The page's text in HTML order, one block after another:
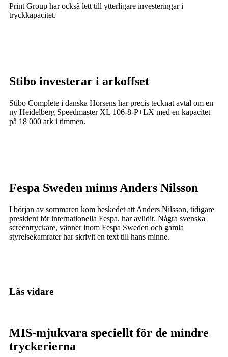
Print Group har också lett till ytterligare investeringar i
tryckkapacitet.
Stibo investerar i arkoffset
Stibo Complete i danska Horsens har precis tecknat avtal om en
ny Heidelberg Speedmaster XL 106-8-P+LX med en kapacitet
på 18 000 ark i timmen.
Fespa Sweden minns Anders Nilsson
I början av sommaren kom beskedet att Anders Nilsson, tidigare
president för internationella Fespa, har avlidit. Några svenska
screentryckare, vänner inom Fespa Sweden och gamla
styrelsekamrater har skrivit en text till hans minne.
Läs vidare
MIS-mjukvara speciellt för de mindre
tryckerierna